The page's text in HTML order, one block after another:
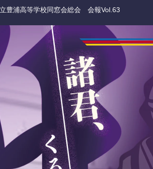
豊浦高等学校同窓会総会 会報Vol.63